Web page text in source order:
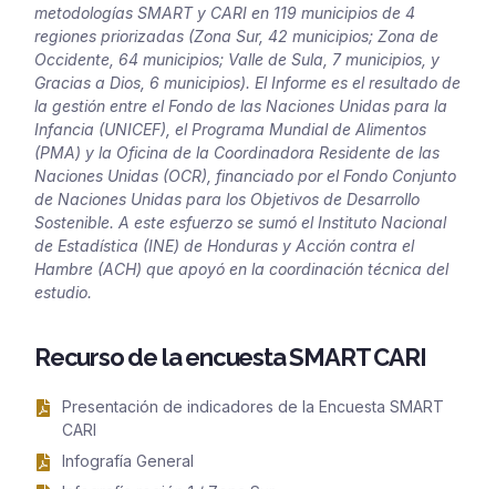
metodologías SMART y CARI en 119 municipios de 4
regiones priorizadas (Zona Sur, 42 municipios; Zona de
Occidente, 64 municipios; Valle de Sula, 7 municipios, y
Gracias a Dios, 6 municipios). El Informe es el resultado de
la gestión entre el Fondo de las Naciones Unidas para la
Infancia (UNICEF), el Programa Mundial de Alimentos
(PMA) y la Oficina de la Coordinadora Residente de las
Naciones Unidas (OCR), financiado por el Fondo Conjunto
de Naciones Unidas para los Objetivos de Desarrollo
Sostenible. A este esfuerzo se sumó el Instituto Nacional
de Estadística (INE) de Honduras y Acción contra el
Hambre (ACH) que apoyó en la coordinación técnica del
estudio.
Recurso de la encuesta SMART CARI
Presentación de indicadores de la Encuesta SMART
CARI
Infografía General